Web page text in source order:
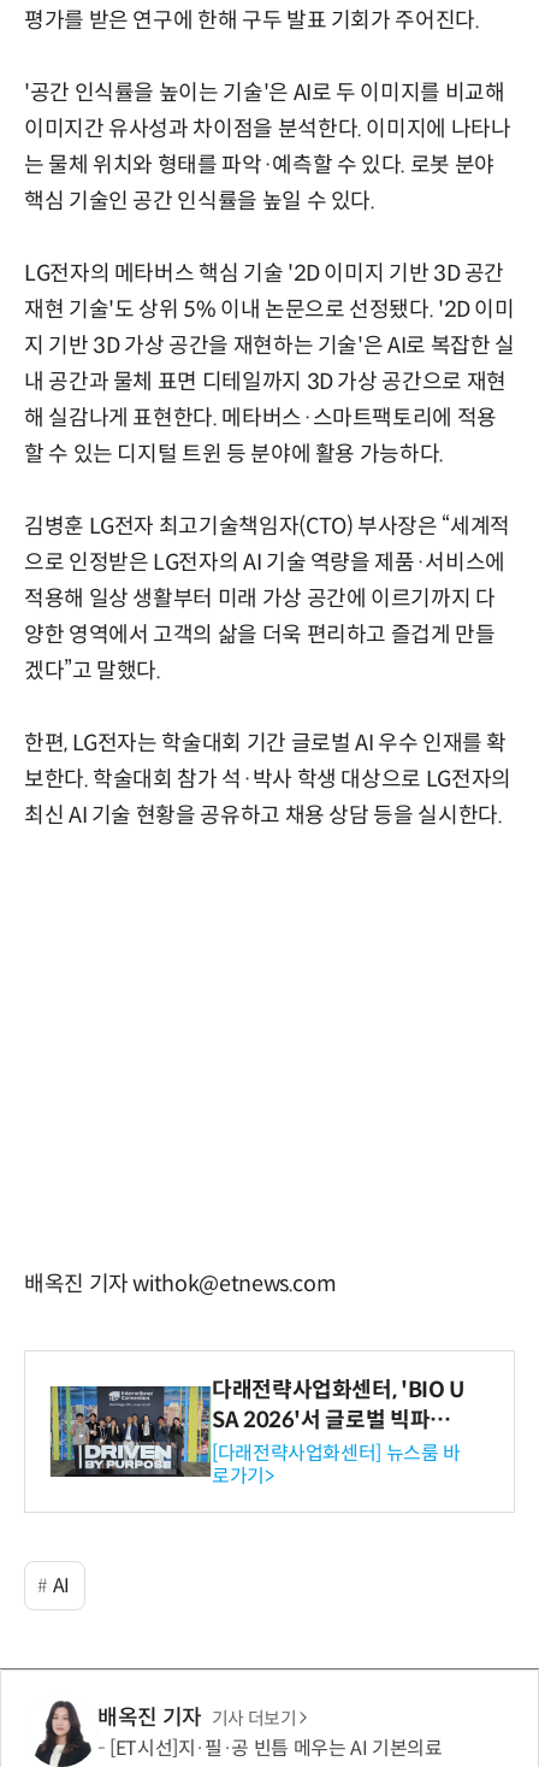
평가를 받은 연구에 한해 구두 발표 기회가 주어진다.
'공간 인식률을 높이는 기술'은 AI로 두 이미지를 비교해
이미지간 유사성과 차이점을 분석한다. 이미지에 나타나
는 물체 위치와 형태를 파악·예측할 수 있다. 로봇 분야
핵심 기술인 공간 인식률을 높일 수 있다.
LG전자의 메타버스 핵심 기술 '2D 이미지 기반 3D 공간
재현 기술'도 상위 5% 이내 논문으로 선정됐다. '2D 이미
지 기반 3D 가상 공간을 재현하는 기술'은 AI로 복잡한 실
내 공간과 물체 표면 디테일까지 3D 가상 공간으로 재현
해 실감나게 표현한다. 메타버스·스마트팩토리에 적용
할 수 있는 디지털 트윈 등 분야에 활용 가능하다.
김병훈 LG전자 최고기술책임자(CTO) 부사장은 “세계적
으로 인정받은 LG전자의 AI 기술 역량을 제품·서비스에
적용해 일상 생활부터 미래 가상 공간에 이르기까지 다
양한 영역에서 고객의 삶을 더욱 편리하고 즐겁게 만들
겠다”고 말했다.
한편, LG전자는 학술대회 기간 글로벌 AI 우수 인재를 확
보한다. 학술대회 참가 석·박사 학생 대상으로 LG전자의
최신 AI 기술 현황을 공유하고 채용 상담 등을 실시한다.
배옥진 기자 withok@etnews.com
다래전략사업화센터, 'BIO U
SA 2026'서 글로벌 빅파마
와의 비즈니스 미팅 지원…K
-바이오 해외 진출 교두보 확
보
[다래전략사업화센터] 뉴스룸 바
로가기>
AI
배옥진 기자 기사 더보기
[ET시선]지·필·공 빈틈 메우는 AI 기본의료